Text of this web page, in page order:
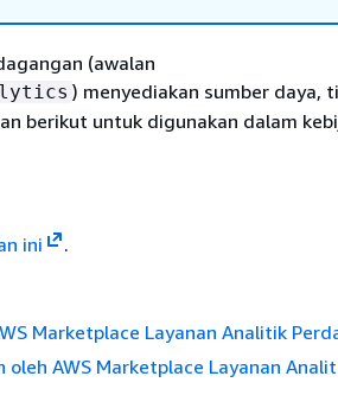
(awalan
) menyediakan sumber daya,
berikut untuk digunakan dalam
ini
.
Marketplace Layanan Analitik
AWS Marketplace Layanan